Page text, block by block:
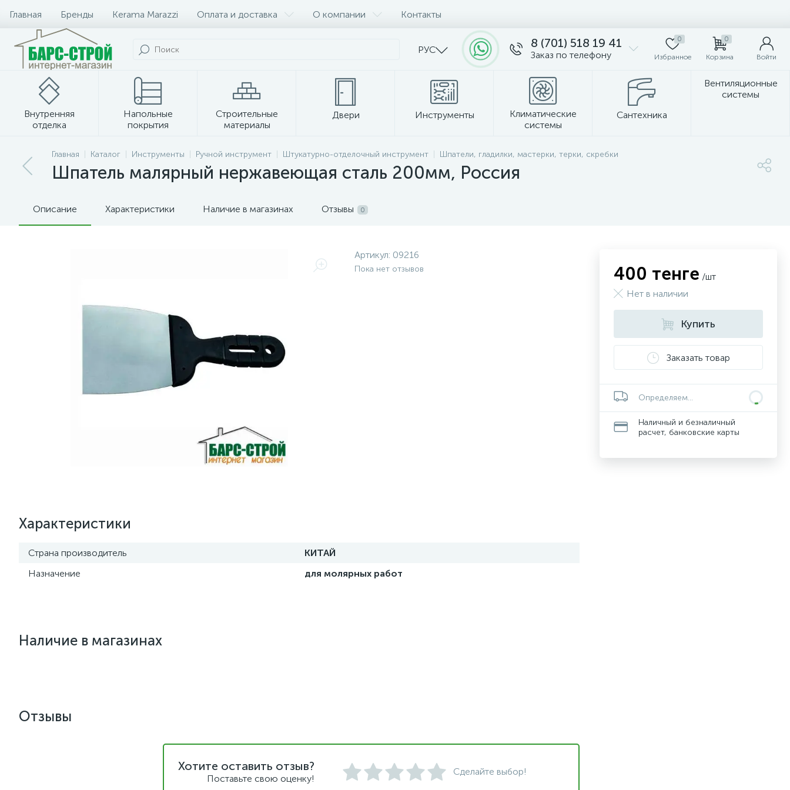
Главная Бренды Kerama Marazzi Оплата и доставка О компании Контакты
РУС 8 (701) 518 19 41
Заказ по телефону
0
Избранное
0
Корзина Войти
Внутренняя
отделка
Напольные
покрытия
Строительные
материалы
Двери Инструменты
Климатические
системы
Сантехника
Вентиляционные
системы
Плитка и керамогранит Прочее
Главная Каталог Инструменты Ручной инструмент Штукатурно-отделочный инструмент Шпатели, гладилки, мастерки, терки, скребки
Шпатель малярный нержавеющая сталь 200мм, Россия
Описание Характеристики Наличие в магазинах Отзывы 0
Артикул: 09216
Пока нет отзывов
Характеристики
Страна производитель
КИТАЙ
Назначение
для молярных работ
Наличие в магазинах
400 тенге /шт
Нет в наличии
Купить
Заказать товар
Определяем...
Наличный и безналичный
расчет, банковские карты
Отзывы
Хотите оставить отзыв?
Поставьте свою оценку!
Сделайте выбор!